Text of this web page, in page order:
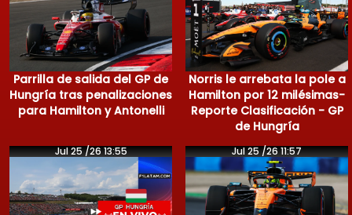
Parrilla de salida del GP de
Hungría tras penalizaciones
para Hamilton y Antonelli
Norris le arrebata la pole a
Hamilton por 12 milésimas-
Reporte Clasificación - GP
de Hungría
Jul 25 /26 13:55 Jul 25 /26 11:57